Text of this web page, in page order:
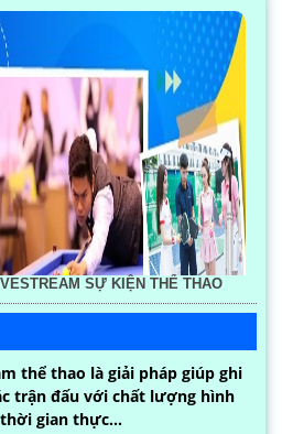
SỰ KIỆN THỂ THAO
thể thao là giải pháp giúp ghi
trận đấu với chất lượng hình
gian thực...